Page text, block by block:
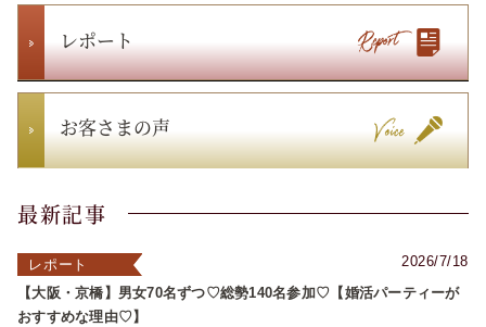
レポート
お客さまの声
最新記事
2026/7/18
レポート
【大阪・京橋】男女70名ずつ♡総勢140名参加♡【婚活パーティーが
おすすめな理由♡】